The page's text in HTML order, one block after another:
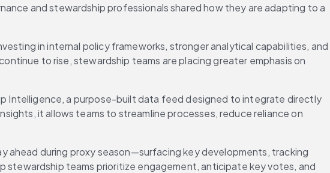
and stewardship professionals shared how they are adapting to a
in internal policy frameworks, stronger analytical capabilities, and
to rise, stewardship teams are placing greater emphasis on
Intelligence, a purpose-built data feed designed to integrate directly
it allows teams to streamline processes, reduce reliance on
ahead during proxy season—surfacing key developments, tracking
teams prioritize engagement, anticipate key votes, and